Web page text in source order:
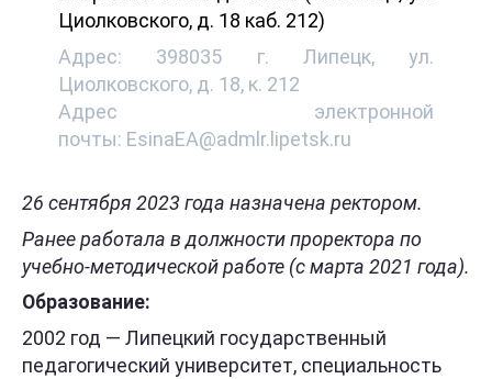
Циолковского, д. 18 каб. 212)
Адрес: 398035 г. Липецк, ул.
Циолковского, д. 18, к. 212
Адрес электронной
почты: EsinaEA@admlr.lipetsk.ru
26 сентября 2023 года назначена ректором.
Ранее работала в должности проректора по
учебно-методической работе (с марта 2021 года).
Образование:
2002 год — Липецкий государственный
педагогический университет, специальность